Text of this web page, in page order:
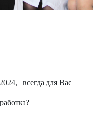
всегда для Вас